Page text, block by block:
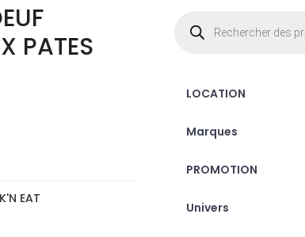
PATES
EAT
produits
LOCATION
Marques
PROMOTION
Univers